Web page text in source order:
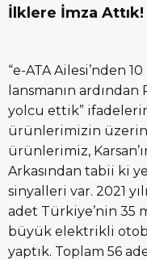
İlklere İmza Attık!
“e-ATA Ailesi’nden
lansmanın
yolcu ettik”
ürünlerimizin
ürünlerimiz,
Arkasından tabii ki
sinyalleri var. 2021
adet Türkiye’nin 35
büyük elektrikli
yaptık. Toplam 56